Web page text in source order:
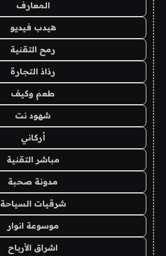
المعارف
هيدب فيديو
رمح التقنية
رذاذ التجارة
طعم وكيف
شهود نت
أركاني
مباشر التقنية
مدونة صحبة
شرقيات السياحة
موسوعة انوار
اشراق الأرباح